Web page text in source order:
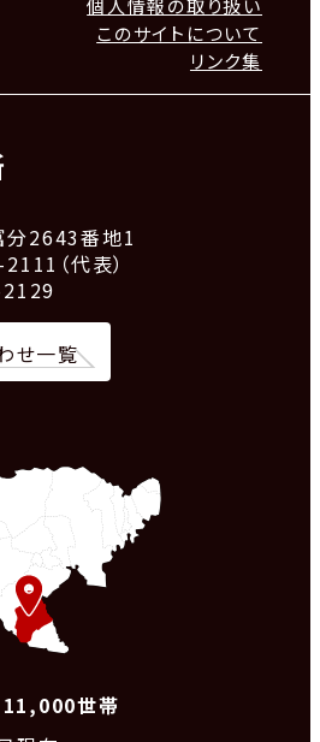
個人情報の取り扱い
このサイトについて
リンク集
分2643番地1
（代表）
2129
せ一覧
世帯